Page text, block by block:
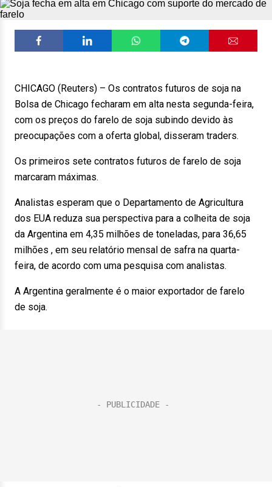
CHICAGO (Reuters) – Os contratos futuros de soja na
Bolsa de Chicago fecharam em alta nesta segunda-feira,
com os preços do farelo de soja subindo devido às
preocupações com a oferta global, disseram traders.
Os primeiros sete contratos futuros de farelo de soja
marcaram máximas.
Analistas esperam que o Departamento de Agricultura
dos EUA reduza sua perspectiva para a colheita de soja
da Argentina em 4,35 milhões de toneladas, para 36,65
milhões , em seu relatório mensal de safra na quarta-
feira, de acordo com uma pesquisa com analistas.
A Argentina geralmente é o maior exportador de farelo
de soja.